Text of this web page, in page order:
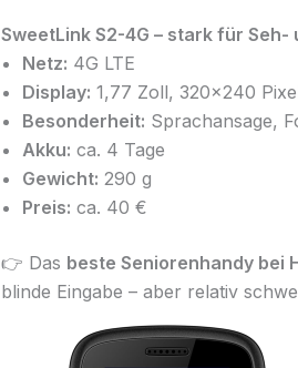
SweetLink S2-4G – stark für
Netz: 4G LTE
Display: 1,77 Zoll, 320×240
Besonderheit: Sprachansage,
Akku: ca. 4 Tage
Gewicht: 290 g
Preis: ca. 40 €
👉 Das beste Seniorenhandy bei
blinde Eingabe – aber relativ